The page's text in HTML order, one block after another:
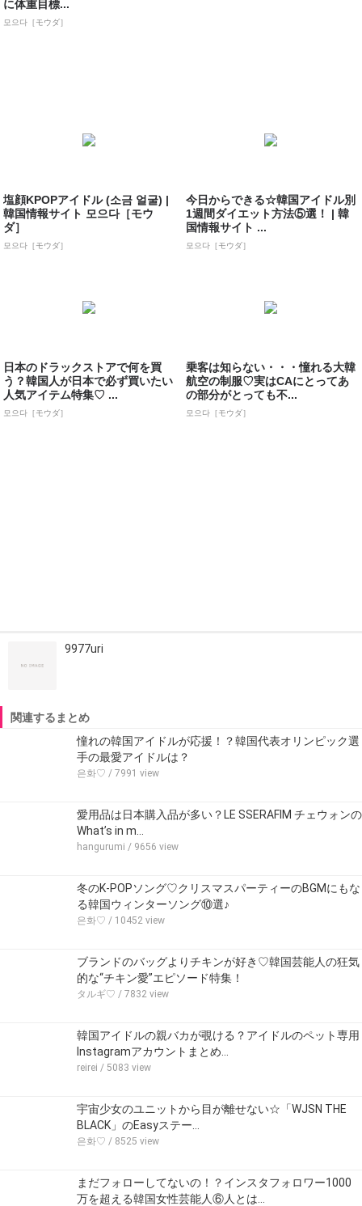
に体重目標...
모으다［モウダ］
塩顔KPOPアイドル (소금 얼굴) |
韓国情報サイト 모으다［モウ
ダ］
모으다［モウダ］
今日からできる☆韓国アイドル別
1週間ダイエット方法⑤選！ | 韓
国情報サイト ...
모으다［モウダ］
日本のドラックストアで何を買
う？韓国人が日本で必ず買いたい
人気アイテム特集♡ ...
모으다［モウダ］
乗客は知らない・・・憧れる大韓
航空の制服♡実はCAにとってあ
の部分がとっても不...
모으다［モウダ］
9977uri
関連するまとめ
憧れの韓国アイドルが応援！？韓国代表オリンピック選
手の最愛アイドルは？
은화♡ / 7991 view
愛用品は日本購入品が多い？LE SSERAFIM チェウォンの
What’s in m…
hangurumi / 9656 view
冬のK-POPソング♡クリスマスパーティーのBGMにもな
る韓国ウィンターソング⑩選♪
은화♡ / 10452 view
ブランドのバッグよりチキンが好き♡韓国芸能人の狂気
的な“チキン愛”エピソード特集！
タルギ♡ / 7832 view
韓国アイドルの親バカが覗ける？アイドルのペット専用
Instagramアカウントまとめ…
reirei / 5083 view
宇宙少女のユニットから目が離せない☆「WJSN THE
BLACK」のEasyステー…
은화♡ / 8525 view
まだフォローしてないの！？インスタフォロワー1000
万を超える韓国女性芸能人⑥人とは…